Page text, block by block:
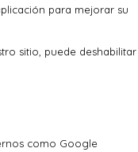
para mejorar su
sitio, puede deshabilitar
como Google